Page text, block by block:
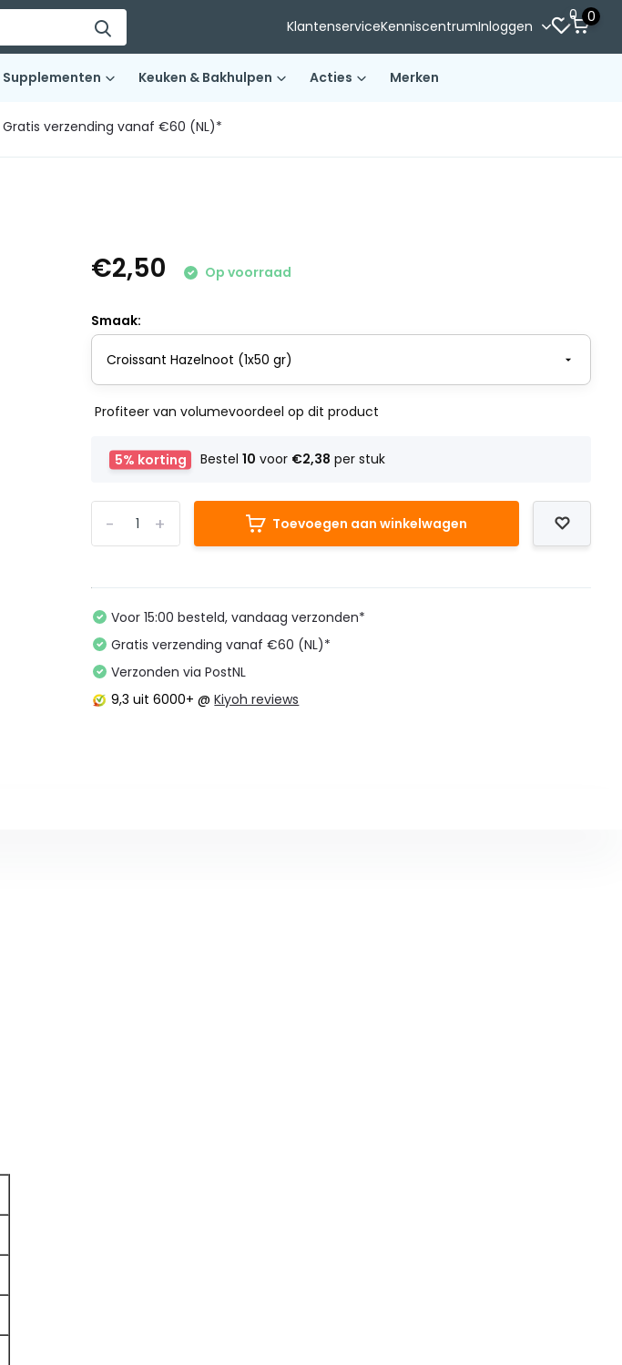
KlantenserviceKenniscentrumInloggen
0 0
Supplementen Keuken & Bakhulpen Acties Merken
Gratis verzending vanaf €60 (NL)*
€2,50 Op voorraad
Smaak:
Profiteer van volumevoordeel op dit product
5% korting Bestel10 voor €2,38 per stuk
+
- Toevoegen aan winkelwagen
Voor 15:00 besteld, vandaag verzonden*
Gratis verzending vanaf €60 (NL)*
Verzonden via PostNL
9,3 uit 6000+ @Kiyoh reviews